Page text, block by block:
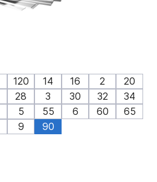
120 14 16 2
20
28 3 30 32
34
5 55 6 60
65
9 90